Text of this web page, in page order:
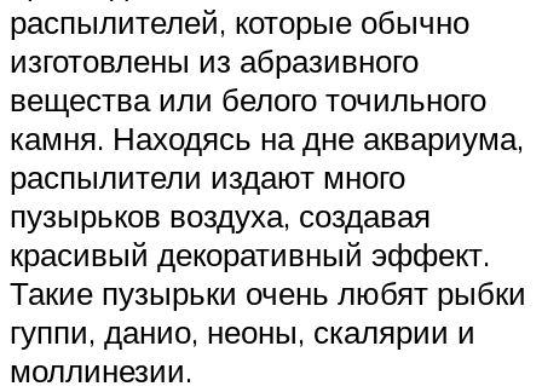
распылителей, которые обычно
изготовлены из абразивного
вещества или белого точильного
камня. Находясь на дне аквариума,
распылители издают много
пузырьков воздуха, создавая
красивый декоративный эффект.
Такие пузырьки очень любят рыбки
гуппи, данио, неоны, скалярии и
моллинезии.